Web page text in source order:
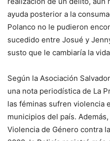
ayuda posterior a la
Polanco no le pudieron
sucedido entre Josué y
susto que le cambiaría la
Según la Asociación
una nota periodística de La
las féminas sufren violencia
municipios del país.
Violencia de Género contra